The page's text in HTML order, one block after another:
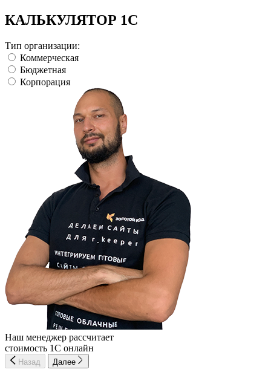
КАЛЬКУЛЯТОР 1С
Тип организации:
Коммерческая
Бюджетная
Корпорация
Наш менеджер рассчитает
стоимость 1С онлайн
Назад Далее